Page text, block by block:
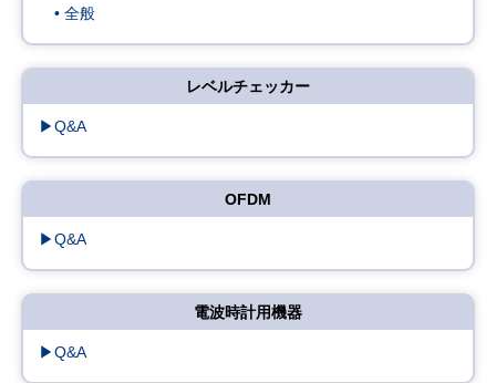
• 全般
レベルチェッカー
▶Q&A
OFDM
▶Q&A
電波時計用機器
▶Q&A